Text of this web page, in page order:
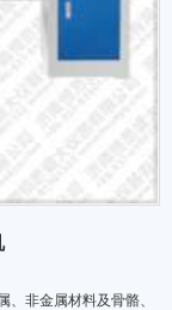
非金属材料及骨骼、